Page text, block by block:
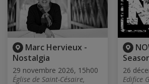
Marc Hervieux -
Nostalgia
29 novembre 2026, 15h00
Église de Saint-Césaire,
26
Edifice